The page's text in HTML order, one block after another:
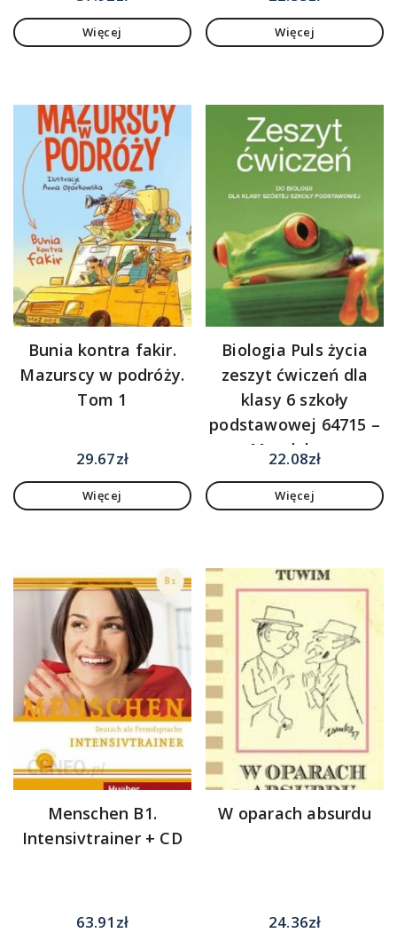
Więcej Więcej
Bunia kontra fakir.
Mazurscy w podróży.
Tom 1
29.67zł
Więcej
Biologia Puls życia
zeszyt ćwiczeń dla
klasy 6 szkoły
podstawowej 64715 –
Magdalena
Sławomir Gębica,
22.08zł
Więcej
Menschen B1.
Intensivtrainer + CD
63.91 zł
W oparach absurdu
24.36zł